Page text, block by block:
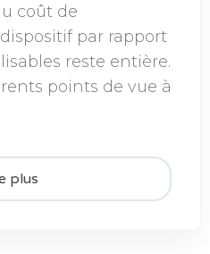
coût de
par rapport
reste entière.
points de vue à
plus